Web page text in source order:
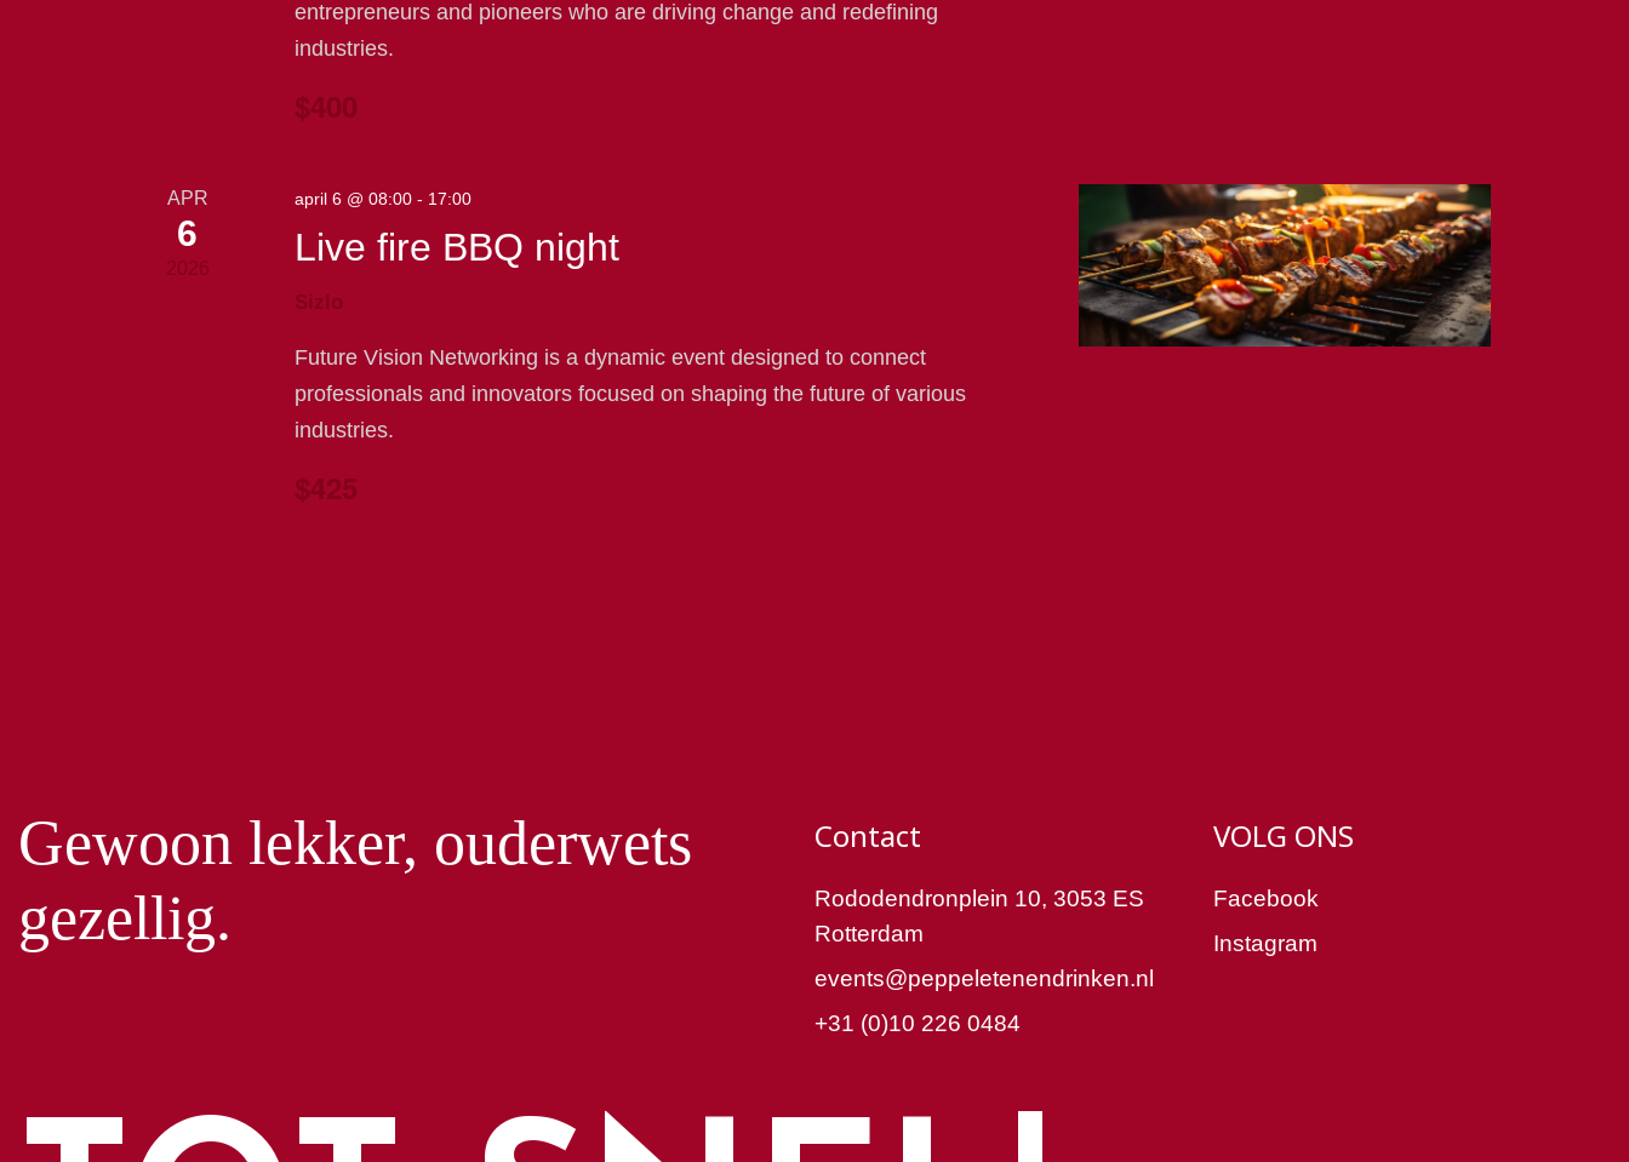
entrepreneurs and pioneers who are driving change and redefining
industries.
$400
APR
6
2026
april 6 @ 08:00 - 17:00
Live fire BBQ night
Sizlo
Future Vision Networking is a dynamic event designed to connect
professionals and innovators focused on shaping the future of various
industries.
$425
Gewoon lekker, ouderwets
gezellig.
Contact
Rododendronplein 10, 3053 ES
Rotterdam
events@peppeletenendrinken.nl
+31 (0)10 226 0484
VOLG ONS
Facebook
Instagram